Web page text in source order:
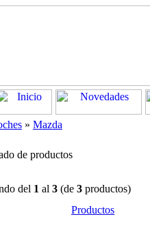
» Mazda
de productos
del 1 al 3 (de 3 productos)
Productos